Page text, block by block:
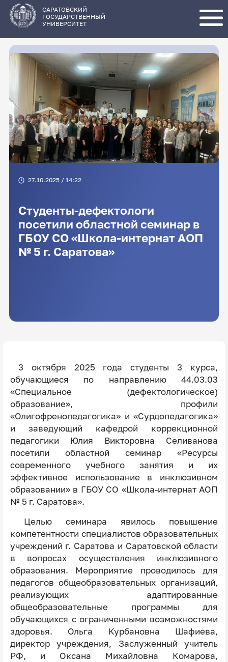
основному
содержанию
САРАТОВСКИЙ
ГОСУДАРСТВЕННЫЙ
УНИВЕРСИТЕТ
27.10.2025 / 14:22
Студенты-дефектологи
посетили областной семинар в
ГБОУ СО «Школа-интернат АОП
№ 5 г. Саратова»
3 октября 2025 года студенты 3 курса,
обучающиеся по направлению 44.03.03
«Специальное (дефектологическое)
образование», профили
«Олигофренопедагогика» и «Сурдопедагогика»
и заведующий кафедрой коррекционной
педагогики Юлия Викторовна Селиванова
посетили областной семинар «Ресурсы
современного учебного занятия и их
эффективное использование в инклюзивном
образовании» в ГБОУ СО «Школа-интернат АОП
№ 5 г. Саратова».
Целью семинара явилось повышение
компетентности специалистов образовательных
учреждений г. Саратова и Саратовской области
в вопросах осуществления инклюзивного
образования. Мероприятие проводилось для
педагогов общеобразовательных организаций,
реализующих адаптированные
общеобразовательные программы для
обучающихся с ограниченными возможностями
здоровья. Ольга Курбановна Шафиева,
директор учреждения, Заслуженный учитель
РФ, и Оксана Михайловна Комарова,